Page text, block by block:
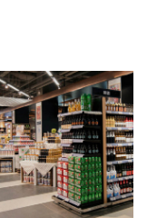
智能仓储自主拣
面临挑战：传统仓库
作业中，需要通过人
期查看库位及库存状
及检查···